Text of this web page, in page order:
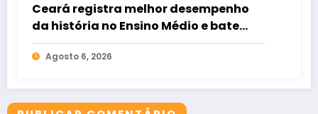
Ceará registra melhor desempenho
da história no Ensino Médio e bate
recorde no Ideb
Agosto 6, 2026